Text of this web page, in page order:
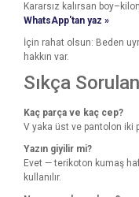
Kararsız kalırsan
WhatsApp'tan yaz »
İçin rahat olsun: Beden
hakkın var.
Sıkça
Kaç parça ve kaç cep?
V yaka üst ve pantolon iki
Yazın giyilir mi?
Evet — terikoton kumaş
kullanılır.